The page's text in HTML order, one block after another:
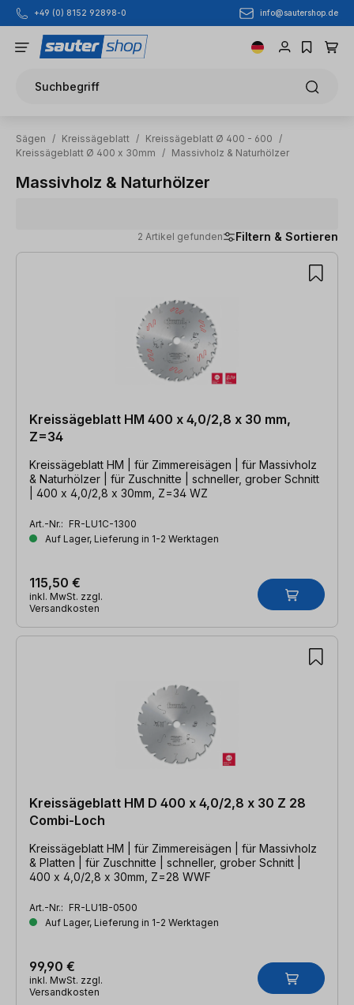
Zum Hauptinhalt springen
+49 (0) 8152 92898-0 info@sautershop.de
Suchbegriff
Sägen / Kreissägeblatt / Kreissägeblatt Ø 400 - 600
/
Kreissägeblatt Ø 400 x 30mm
/ Massivholz & Naturhölzer
Massivholz & Naturhölzer
2 Artikel gefunden Filtern & Sortieren
2 Artikel gefunden
Kreissägeblatt HM 400 x 4,0/2,8 x 30 mm,
Z=34
Kreissägeblatt HM | für Zimmereisägen | für Massivholz
& Naturhölzer | für Zuschnitte | schneller, grober Schnitt
| 400 x 4,0/2,8 x 30mm, Z=34 WZ
Art.-Nr.: FR-LU1C-1300
Auf Lager, Lieferung in 1-2 Werktagen
115,50 €
inkl. MwSt. zzgl.
Versandkosten
Kreissägeblatt HM D 400 x 4,0/2,8 x 30 Z 28
Combi-Loch
Kreissägeblatt HM | für Zimmereisägen | für Massivholz
& Platten | für Zuschnitte | schneller, grober Schnitt |
400 x 4,0/2,8 x 30mm, Z=28 WWF
Art.-Nr.: FR-LU1B-0500
Auf Lager, Lieferung in 1-2 Werktagen
99,90 €
inkl. MwSt. zzgl.
Versandkosten